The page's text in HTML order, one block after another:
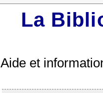
La
Aide et